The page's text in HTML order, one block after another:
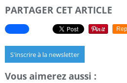
PARTAGER CET ARTICLE
S'inscrire à la newsletter
Vous aimerez aussi :